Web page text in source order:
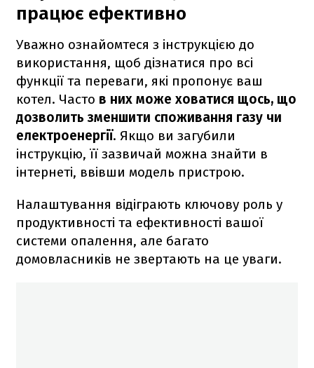
працює ефективно
Уважно ознайомтеся з інструкцією до
використання, щоб дізнатися про всі
функції та переваги, які пропонує ваш
котел. Часто в них може ховатися щось, що
дозволить зменшити споживання газу чи
електроенергії. Якщо ви загубили
інструкцію, її зазвичай можна знайти в
інтернеті, ввівши модель пристрою.
Налаштування відіграють ключову роль у
продуктивності та ефективності вашої
системи опалення, але багато
домовласників не звертають на це уваги.